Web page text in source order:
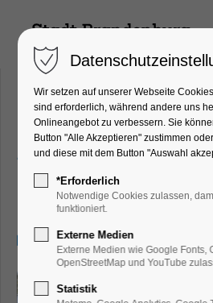
Öffentliche
Zuchthaus
Görden
Führung
17.05.2026, 11:00–13:00
Wir setzen auf unserer Webseite
sind erforderlich, während andere uns
Onlineangebot zu verbessern. Sie
Button "Alle Akzeptieren" zustimmen
und diese mit dem Button "Auswahl
*Erforderlich
Notwendige Cookies zulassen,
funktioniert.
Externe Medien
Externe Medien wie Google Fonts,
OpenStreetMap und YouTube
Statistik